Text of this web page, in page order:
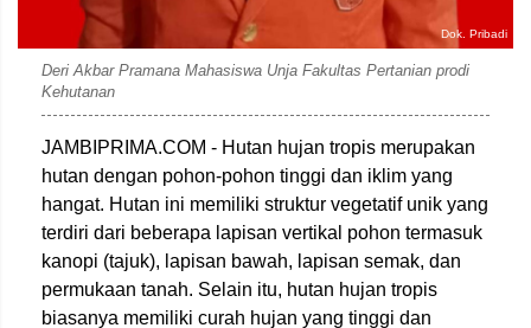
Dok. Pribadi
Deri Akbar Pramana Mahasiswa Unja Fakultas Pertanian prodi
Kehutanan
JAMBIPRIMA.COM - Hutan hujan tropis merupakan
hutan dengan pohon-pohon tinggi dan iklim yang
hangat. Hutan ini memiliki struktur vegetatif unik yang
terdiri dari beberapa lapisan vertikal pohon termasuk
kanopi (tajuk), lapisan bawah, lapisan semak, dan
permukaan tanah. Selain itu, hutan hujan tropis
biasanya memiliki curah hujan yang tinggi dan